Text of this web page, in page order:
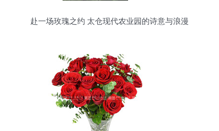
赴一场玫瑰之约 太仓现代农业园的诗意与浪漫